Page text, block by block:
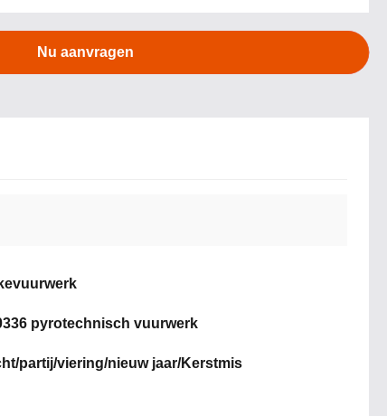
Nu aanvragen
pyrotechnisch vuurwerk
partij/viering/nieuw jaar/Kerstmis